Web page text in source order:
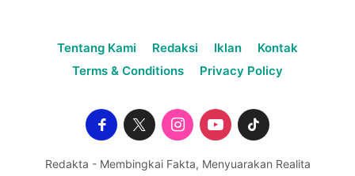
Tentang Kami Redaksi Iklan
Kontak
Terms & Conditions
Privacy Policy
Redakta - Membingkai Fakta, Menyuarakan Realita